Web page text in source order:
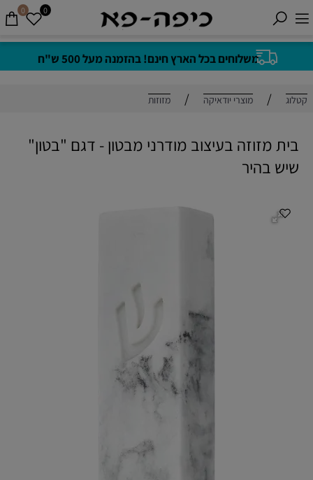
משלוחים בכל הארץ חינם! בהזמנה מעל 500 ש"ח
0 0
קטלוג / מוצרי יודאיקה / מזוזות
בית מזוזה בעיצוב מודרני מבטון - דגם "בטון"
שיש בהיר